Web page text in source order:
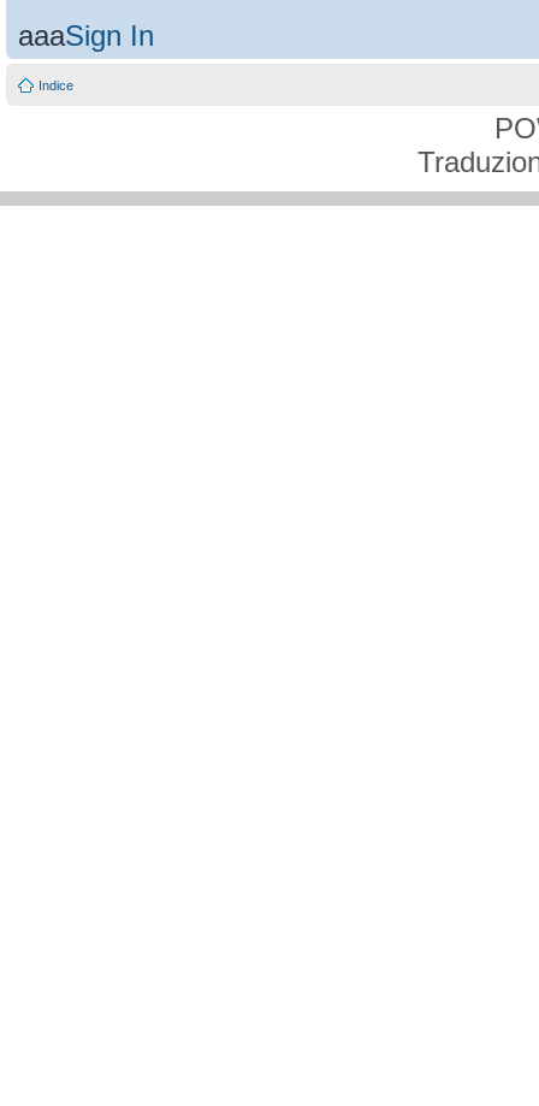
aaaSign In
Indice